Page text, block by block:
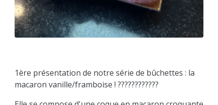
1ère présentation de notre série de bûchettes : la
macaron vanille/framboise ! ????????????